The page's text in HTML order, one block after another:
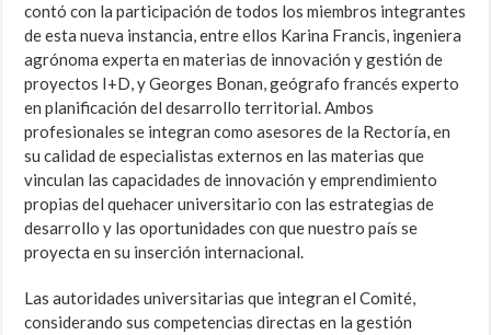
contó con la participación de todos los miembros integrantes
de esta nueva instancia, entre ellos Karina Francis, ingeniera
agrónoma experta en materias de innovación y gestión de
proyectos I+D, y Georges Bonan, geógrafo francés experto
en planificación del desarrollo territorial. Ambos
profesionales se integran como asesores de la Rectoría, en
su calidad de especialistas externos en las materias que
vinculan las capacidades de innovación y emprendimiento
propias del quehacer universitario con las estrategias de
desarrollo y las oportunidades con que nuestro país se
proyecta en su inserción internacional.
Las autoridades universitarias que integran el Comité,
considerando sus competencias directas en la gestión